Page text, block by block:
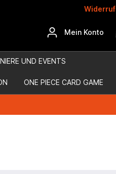
Widerruf
Mein Konto
UND EVENTS
ONE PIECE CARD GAME